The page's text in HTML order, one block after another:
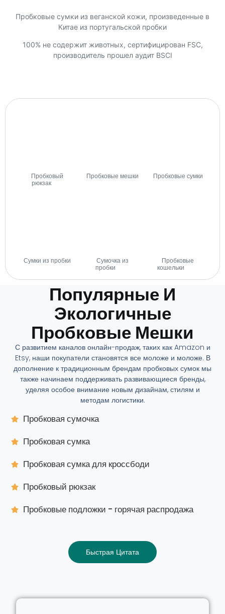
Пробковые сумки из веганской кожи, произведенные в
Китае из португальской пробки
100% не содержит животных, сертифицирован FSC,
производитель прошел аудит BSCI
Пробковый
рюкзак
Пробковые мешки
Пробковые сумки
Сумки из пробки
Сумочка из
пробки
Пробковые
кошельки
Популярные И
Экологичные
Пробковые Мешки
С развитием каналов онлайн-продаж, таких как Amazon и
Etsy, наши покупатели становятся все моложе и моложе. В
дополнение к традиционным брендам пробковых сумок мы
также начинаем поддерживать развивающиеся бренды,
уделяя особое внимание новым дизайнам, стилям и
методам логистики.
Пробковая сумочка
Пробковая сумка
Пробковая сумка для кроссбоди
Пробковый рюкзак
Пробковые подложки - горячая распродажа
Быстрая Цитата